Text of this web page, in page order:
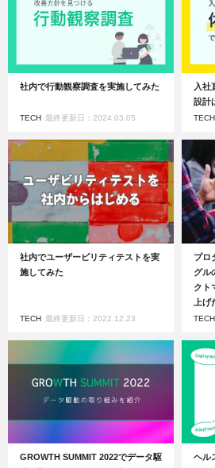
社内で行動観察調査を実施してみた
TECH 最終更新日：2024.03.05
入社
設計
TECH
社内でユーザービリティテストを実
施してみた
TECH 最終更新日：2022.12.23
プロ
グル
クト
上
TECH
GROWTH SUMMIT 2022でデータ駆
ヘル